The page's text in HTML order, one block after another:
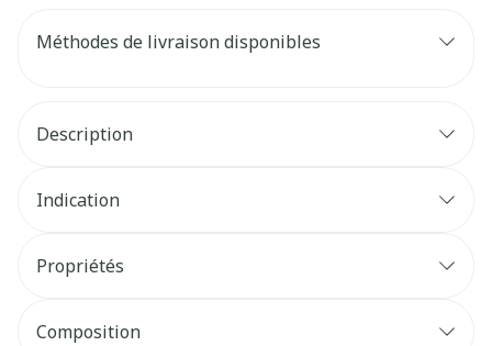
Méthodes de livraison disponibles
Description
Indication
Propriétés
Composition